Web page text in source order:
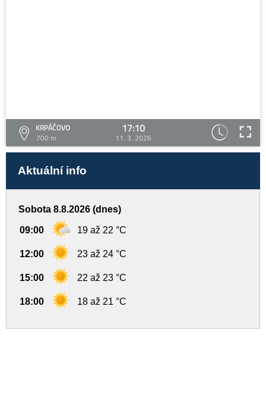
KRPÁČOVO
700 m
17:10
11. 3. 2026
Aktuální info
Sobota 8.8.2026 (dnes)
09:00 19 až 22 °C
12:00 23 až 24 °C
15:00 22 až 23 °C
18:00 18 až 21 °C